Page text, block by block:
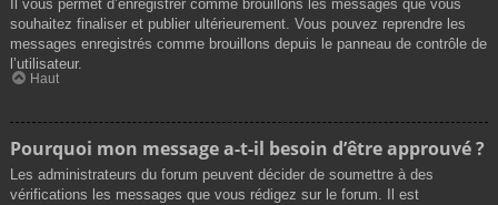
Il vous permet d’enregistrer comme brouillons les messages que vous
souhaitez finaliser et publier ultérieurement. Vous pouvez reprendre les
messages enregistrés comme brouillons depuis le panneau de contrôle de
l’utilisateur.
Haut
Pourquoi mon message a-t-il besoin d’être approuvé ?
Les administrateurs du forum peuvent décider de soumettre à des
vérifications les messages que vous rédigez sur le forum. Il est